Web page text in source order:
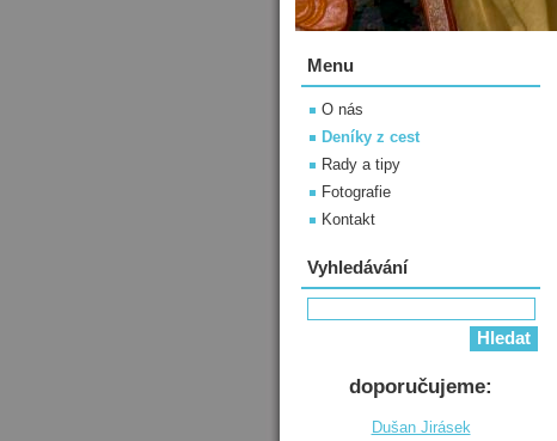
Menu
O nás
Deníky z cest
Rady a tipy
Fotografie
Kontakt
Vyhledávání
doporučujeme:
Dušan Jirásek